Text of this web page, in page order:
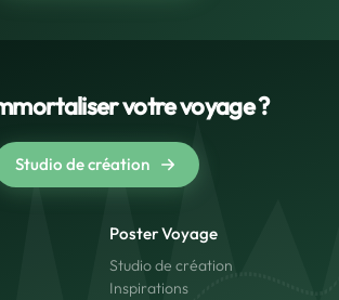
votre voyage ?
Studio de création
Poster Voyage
Studio de création
Inspirations